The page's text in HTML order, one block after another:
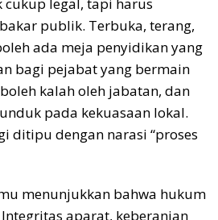
publik. Terbuka, terang,
ada meja penyidikan yang
bagi pejabat yang bermain
kalah oleh jabatan, dan
pada kekuasaan lokal.
ditipu dengan narasi “proses
menunjukkan bahwa hukum
aparat, keberanian